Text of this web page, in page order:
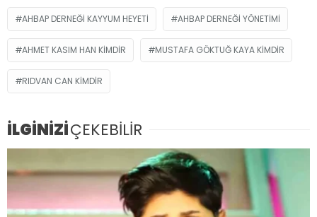
AHBAP DERNEĞI KAYYUM HEYETI AHBAP DERNEĞI YÖNETIMI
AHMET KASIM HAN KIMDIR MUSTAFA GÖKTUĞ KAYA KIMDIR
RIDVAN CAN KIMDIR
İLGİNİZİÇEKEBİLİR